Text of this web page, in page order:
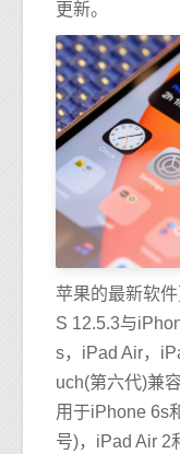
更新。
苹果的最新软
S 12.5.3与
s，iPad Air，
uch(第六代)兼
用于iPhone 6s
号)，iPad Air 2